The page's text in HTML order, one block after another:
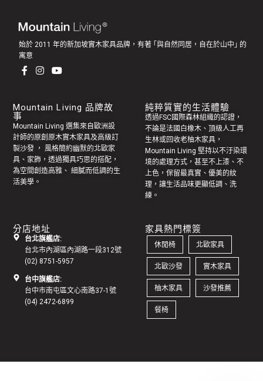
始於 2011 年的新加坡實木家具品牌，有著 ｢與自然同居，自在於山中｣ 的
寓意
Mountain Living 品牌故
事
Mountain Living 選集來自歐洲設
計師的原創 原木實木家具及高級訂
製沙發 ， 風格簡約幽默的北歐家
具 、家飾，透過獨具巧思的搭配，
為空間創造高雅、 細膩而低調的生
活美學。
純粹質實的生活體驗
透過FSC國際森林組織的認證，
不論是法國白橡木、頂級人工再
生林或回收老柚木家具 ，
Mountain Living 堅持以不汙染環
境的處理方式，甚至不上漆、不
上色，保留最真實、優美的紋
理，讓生活品味更顯低調、洗
練。
分店地址
台北旗艦店:
台北市內湖區內湖路一段312號
(02) 8751-5957
台中旗艦店:
台中市南屯區文心南路37-1號
(04) 2472-6899
家具熱門標簽
休閒椅 北歐家具
北歐沙發 實木家具
柚木家具 沙發推薦
餐椅